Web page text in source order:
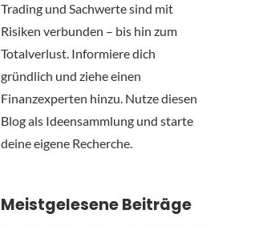
Trading und Sachwerte sind mit
Risiken verbunden – bis hin zum
Totalverlust. Informiere dich
gründlich und ziehe einen
Finanzexperten hinzu. Nutze diesen
Blog als Ideensammlung und starte
deine eigene Recherche.
Meistgelesene Beiträge